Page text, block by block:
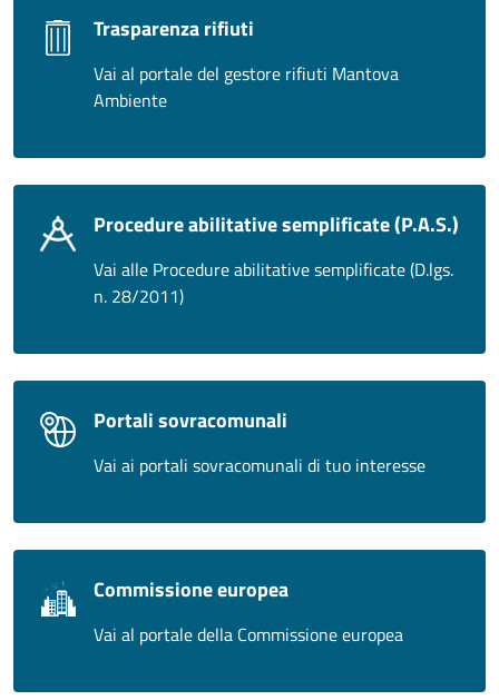
Trasparenza rifiuti
Vai al portale del gestore rifiuti Mantova
Ambiente
Procedure abilitative semplificate (P.A.S.)
Vai alle Procedure abilitative semplificate (D.lgs.
n. 28/2011)
Portali sovracomunali
Vai ai portali sovracomunali di tuo interesse
Commissione europea
Vai al portale della Commissione europea